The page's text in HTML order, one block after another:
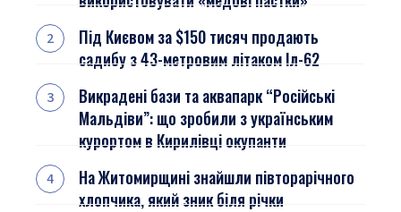
Під Києвом за $150 тисяч продають
садибу з 43-метровим літаком Іл-62
Викрадені бази та аквапарк “Російські
Мальдіви”: що зробили з українським
курортом в Кирилівці окупанти
На Житомирщині знайшли півторарічного
хлопчика, який зник біля річки